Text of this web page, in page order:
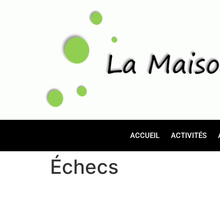
ACCUEIL ACTIVITÉS
Échecs